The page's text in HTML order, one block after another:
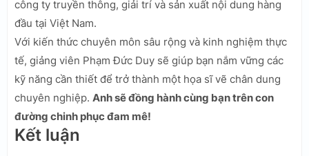
công ty truyền thông, giải trí và sản xuất nội dung hàng
đầu tại Việt Nam.
Với kiến thức chuyên môn sâu rộng và kinh nghiệm thực
tế, giảng viên Phạm Đức Duy sẽ giúp bạn nắm vững các
kỹ năng cần thiết để trở thành một họa sĩ vẽ chân dung
chuyên nghiệp. Anh sẽ đồng hành cùng bạn trên con
đường chinh phục đam mê!
Kết luận